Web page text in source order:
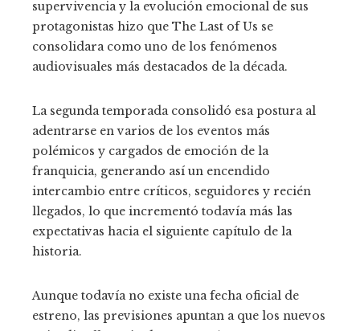
supervivencia y la evolución emocional de sus
protagonistas hizo que The Last of Us se
consolidara como uno de los fenómenos
audiovisuales más destacados de la década.
La segunda temporada consolidó esa postura al
adentrarse en varios de los eventos más
polémicos y cargados de emoción de la
franquicia, generando así un encendido
intercambio entre críticos, seguidores y recién
llegados, lo que incrementó todavía más las
expectativas hacia el siguiente capítulo de la
historia.
Aunque todavía no existe una fecha oficial de
estreno, las previsiones apuntan a que los nuevos